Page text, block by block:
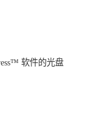
软件的光盘